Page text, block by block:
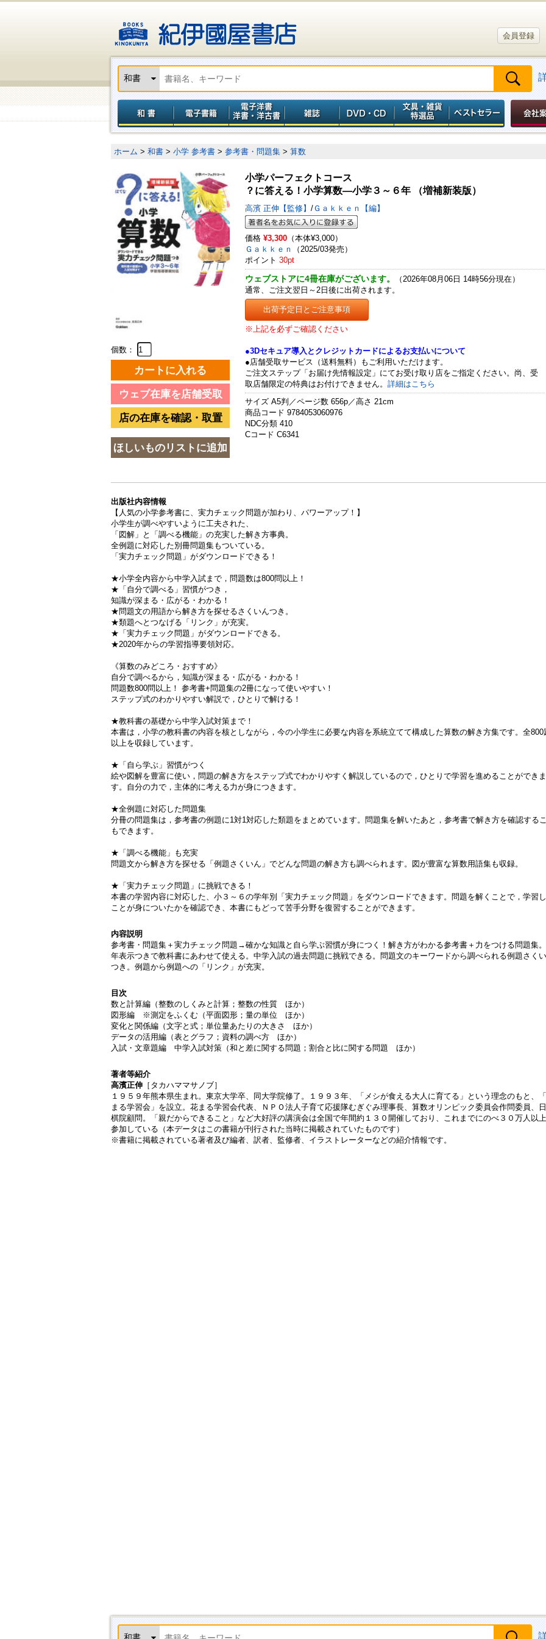
会員登録
ホーム > 和書 > 小学 参考書 > 参考書・問題集 > 算数
個数：
小学パーフェクトコース
？に答える！小学算数―小学３～６年 （増補新装版）
高濱 正伸【監修】 / Ｇａｋｋｅｎ【編】
価格 ¥3,300 （本体¥3,000）
Ｇａｋｋｅｎ
（2025/03発売）
ポイント 30pt
ウェブストアに4冊在庫がございます。
（2026年08月06日 14時56分現在）
通常、ご注文翌日～2日後に出荷されます。
出荷予定日とご注意事項
※上記を必ずご確認ください
●3Dセキュア導入とクレジットカードによるお支払いについて
●店舗受取サービス（送料無料）もご利用いただけます。
ご注文ステップ「お届け先情報設定」にてお受け取り店をご指定ください。尚、受
取店舗限定の特典はお付けできません。 詳細はこちら
サイズ A5判／ページ数 656p／高さ 21cm
商品コード 9784053060976
NDC分類 410
Cコード C6341
出版社内容情報
【人気の小学参考書に、実力チェック問題が加わり、パワーアップ！】
小学生が調べやすいように工夫された、
「図解」と「調べる機能」の充実した解き方事典。
全例題に対応した別冊問題集もついている。
「実力チェック問題」がダウンロードできる！
★小学全内容から中学入試まで，問題数は800問以上！
★「自分で調べる」習慣がつき，
知識が深まる・広がる・わかる！
★問題文の用語から解き方を探せるさくいんつき。
★類題へとつなげる「リンク」が充実。
★「実力チェック問題」がダウンロードできる。
★2020年からの学習指導要領対応。
《算数のみどころ・おすすめ》
自分で調べるから，知識が深まる・広がる・わかる！
問題数800問以上！ 参考書+問題集の2冊になって使いやすい！
ステップ式のわかりやすい解説で，ひとりで解ける！
★教科書の基礎から中学入試対策まで！
本書は，小学の教科書の内容を核としながら，今の小学生に必要な内容を系統立てて構成した算数の解き方集です。全800
以上を収録しています。
★「自ら学ぶ」習慣がつく
絵や図解を豊富に使い，問題の解き方をステップ式でわかりやすく解説しているので，ひとりで学習を進めることができま
す。自分の力で，主体的に考える力が身につきます。
★全例題に対応した問題集
分冊の問題集は，参考書の例題に1対1対応した類題をまとめています。問題集を解いたあと，参考書で解き方を確認する
もできます。
★「調べる機能」も充実
問題文から解き方を探せる「例題さくいん」でどんな問題の解き方も調べられます。図が豊富な算数用語集も収録。
★「実力チェック問題」に挑戦できる！
本書の学習内容に対応した、小３～６の学年別「実力チェック問題」をダウンロードできます。問題を解くことで，学習
ことが身についたかを確認でき、本書にもどって苦手分野を復習することができます。
内容説明
参考書・問題集＋実力チェック問題→確かな知識と自ら学ぶ習慣が身につく！解き方がわかる参考書＋力をつける問題集
年表示つきで教科書にあわせて使える。中学入試の過去問題に挑戦できる。問題文のキーワードから調べられる例題さく
つき。例題から例題への「リンク」が充実。
目次
数と計算編（整数のしくみと計算；整数の性質 ほか）
図形編 ※測定をふくむ（平面図形；量の単位 ほか）
変化と関係編（文字と式；単位量あたりの大きさ ほか）
データの活用編（表とグラフ；資料の調べ方 ほか）
入試・文章題編 中学入試対策（和と差に関する問題；割合と比に関する問題 ほか）
著者等紹介
高濱正伸 ［タカハママサノブ］
１９５９年熊本県生まれ。東京大学卒、同大学院修了。１９９３年、「メシが食える大人に育てる」という理念のもと、
まる学習会」を設立。花まる学習会代表、ＮＰＯ法人子育て応援隊むぎぐみ理事長、算数オリンピック委員会作問委員、
棋院顧問。「親だからできること」など大好評の講演会は全国で年間約１３０開催しており、これまでにのべ３０万人以
参加している（本データはこの書籍が刊行された当時に掲載されていたものです）
※書籍に掲載されている著者及び編者、訳者、監修者、イラストレーターなどの紹介情報です。